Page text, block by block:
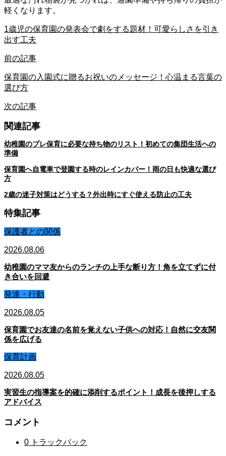
軽くなります。
1歳児の保育園の発表会で劇をする題材！可愛らしさを引き
出す工夫
前の記事
保育園の入園式に贈るお祝いのメッセージ！心温まる言葉の
選び方
次の記事
関連記事
幼稚園のプレ保育に必要な持ち物のリスト！初めての集団生活への
準備
保育園へ自電車で登園する時のレインカバー！雨の日も快適な選び
方
2歳の迷子対策はどうする？外出時にすぐ使える防止の工夫
特集記事
保護者との関係
2026.08.06
幼稚園のママ友からのランチの上手な断り方！角を立てずに付
き合いを回避
発達・行動
2026.08.05
保育園でお友達の名前を覚えない子供への対応！自然に交友関
係を広げる
保育計画
2026.08.05
実習生の指導案を的確に添削するポイント！成長を後押しする
アドバイス
コメント
0 トラックバック